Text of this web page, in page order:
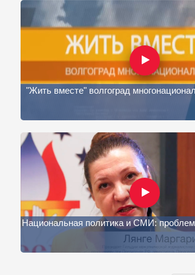
"Жить вместе" волгоград
Национальная политика и СМИ: